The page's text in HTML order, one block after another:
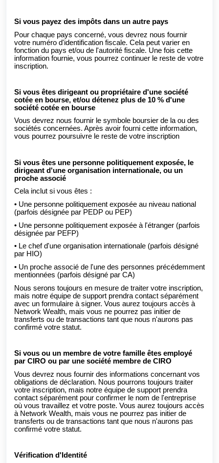
Si vous payez des impôts dans un autre pays
Pour chaque pays concerné, vous devrez nous fournir
votre numéro d'identification fiscale. Cela peut varier en
fonction du pays et/ou de l'autorité fiscale. Une fois cette
information fournie, vous pourrez continuer le reste de votre
inscription.
Si vous êtes dirigeant ou propriétaire d'une société
cotée en bourse, et/ou détenez plus de 10 % d'une
société cotée en bourse
Vous devrez nous fournir le symbole boursier de la ou des
sociétés concernées. Après avoir fourni cette information,
vous pourrez poursuivre le reste de votre inscription
Si vous êtes une personne politiquement exposée, le
dirigeant d'une organisation internationale, ou un
proche associé
Cela inclut si vous êtes :
• Une personne politiquement exposée au niveau national
(parfois désignée par PEDP ou PEP)
• Une personne politiquement exposée à l'étranger (parfois
désignée par PEFP)
• Le chef d'une organisation internationale (parfois désigné
par HIO)
• Un proche associé de l'une des personnes précédemment
mentionnées (parfois désigné par CA)
Nous serons toujours en mesure de traiter votre inscription,
mais notre équipe de support prendra contact séparément
avec un formulaire à signer. Vous aurez toujours accès à
Network Wealth, mais vous ne pourrez pas initier de
transferts ou de transactions tant que nous n'aurons pas
confirmé votre statut.
Si vous ou un membre de votre famille êtes employé
par CIRO ou par une société membre de CIRO
Vous devrez nous fournir des informations concernant vos
obligations de déclaration. Nous pourrons toujours traiter
votre inscription, mais notre équipe de support prendra
contact séparément pour confirmer le nom de l'entreprise
où vous travaillez et votre poste. Vous aurez toujours accès
à Network Wealth, mais vous ne pourrez pas initier de
transferts ou de transactions tant que nous n'aurons pas
confirmé votre statut.
Vérification d'Identité